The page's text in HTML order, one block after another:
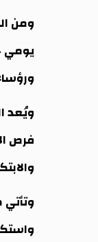
ومن
ويُعد
فرص